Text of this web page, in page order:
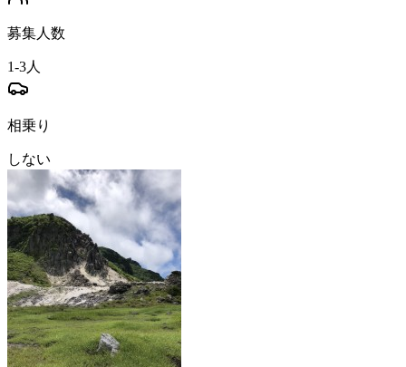
募集人数
1-3人
相乗り
しない